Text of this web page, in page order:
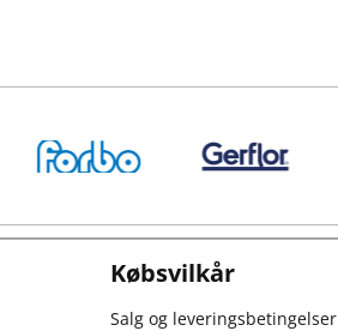
Købsvilkår
Salg og leveringsbetingelser